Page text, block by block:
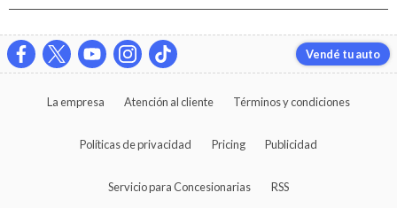
Vendé tu auto
La empresa Atención al cliente Términos y condiciones
Políticas de privacidad Pricing Publicidad
Servicio para Concesionarias RSS